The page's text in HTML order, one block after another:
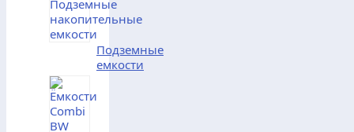
Подземные
емкости